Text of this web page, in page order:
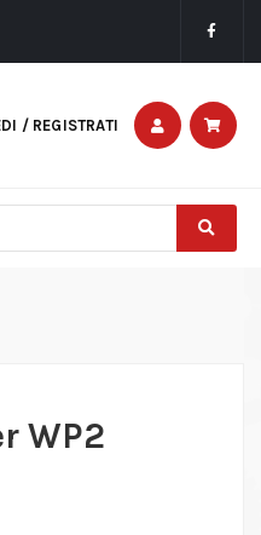
/ REGISTRATI
WP2